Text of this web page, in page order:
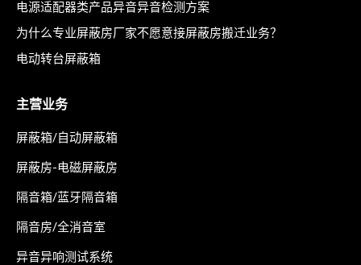
电源适配器类产品异音异音检测方案
为什么专业屏蔽房厂家不愿意接屏蔽房搬迁业务？
电动转台屏蔽箱
主营业务
屏蔽箱/自动屏蔽箱
屏蔽房-电磁屏蔽房
隔音箱/蓝牙隔音箱
隔音房/全消音室
异音异响测试系统